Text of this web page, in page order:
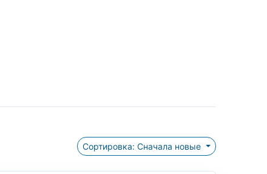
Сортировка: Сначала новые